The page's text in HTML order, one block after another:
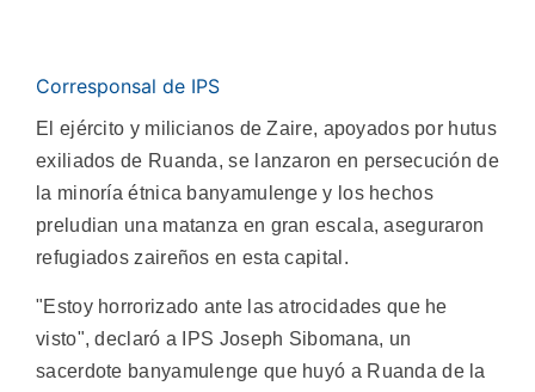
Corresponsal de IPS
El ejército y milicianos de Zaire, apoyados por hutus
exiliados de Ruanda, se lanzaron en persecución de
la minoría étnica banyamulenge y los hechos
preludian una matanza en gran escala, aseguraron
refugiados zaireños en esta capital.
"Estoy horrorizado ante las atrocidades que he
visto", declaró a IPS Joseph Sibomana, un
sacerdote banyamulenge que huyó a Ruanda de la